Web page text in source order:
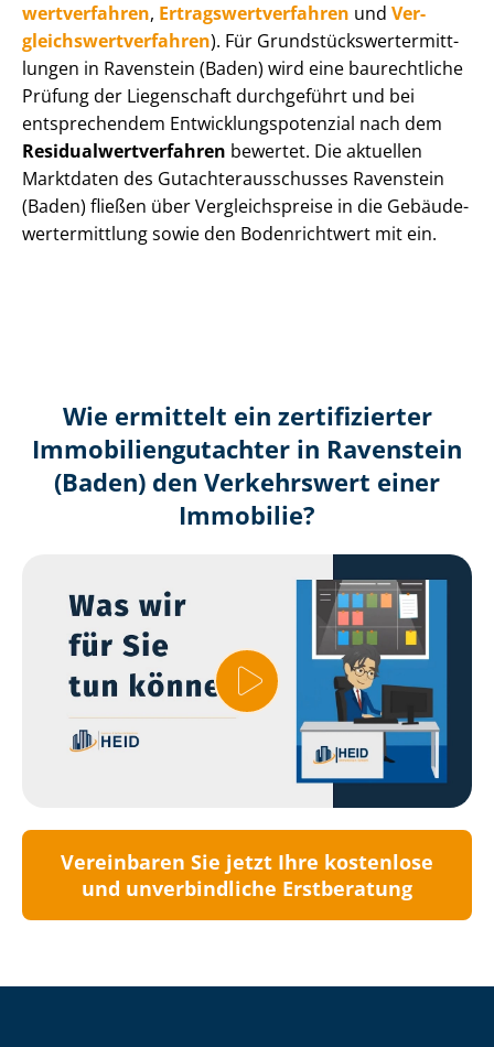
wert­ver­fah­ren, Er­trags­wert­ver­fah­ren und Ver­
gleichs­wert­ver­fah­ren). Für Grund­stücks­wert­ermitt­
lun­gen in Ravenstein (Baden) wird eine baurechtliche
Prüfung der Liegenschaft durchgeführt und bei
entsprechendem Ent­wick­lungs­po­ten­zi­al nach dem
Re­si­du­al­wert­ver­fah­ren bewertet. Die aktuellen
Marktdaten des Gut­ach­ter­aus­schus­ses Ravenstein
(Baden) fließen über Ver­gleichs­prei­se in die Ge­bäu­de­
wert­ermitt­lung sowie den Bodenrichtwert mit ein.
Wie ermittelt ein zertifizierter
Immobilien­gutachter in Ravenstein
(Baden) den Verkehrswert einer
Immobilie?
Vereinbaren Sie jetzt Ihre kostenlose
und unverbindliche Erstberatung